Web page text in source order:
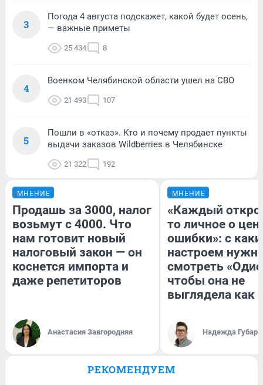
3
Погода 4 августа подскажет, какой будет осень,
— важные приметы
25 434 8
4
Военком Челябинской области ушел на СВО
21 493 107
5
Пошли в «отказ». Кто и почему продает пункты
выдачи заказов Wildberries в Челябинске
21 322 192
МНЕНИЕ
Продашь за 3000, налог
возьмут с 4000. Что
нам готовит новый
налоговый закон — он
коснется импорта и
даже репетиторов
Анастасия Завгородняя
МНЕНИЕ
«Каждый
то личное о
ошибки»: с
настроем
смотреть
чтобы она не
выглядела как
Надежда Губарь
РЕКОМЕНДУЕМ